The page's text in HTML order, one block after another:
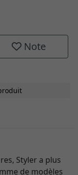
Note
Styler a plus
de modèles